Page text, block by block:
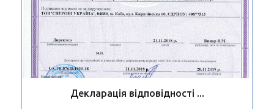
Декларація відповідності ...